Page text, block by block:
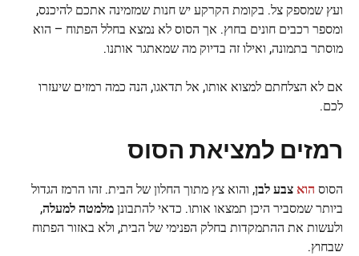
ועץ שמספק צל. בקומת הקרקע יש חנות שמזמינה אתכם להיכנס,
ומספר רכבים חונים בחוץ. אך הסוס לא נמצא בחלל הפתוח – הוא
מוסתר בתמונה, ואילו זה בדיוק מה שמאתגר אותנו.
אם לא הצלחתם למצוא אותו, אל תדאגו, הנה כמה רמזים שיעזרו
לכם.
רמזים למציאת הסוס
הסוס הואצבע לבן, והוא צץ מתוך החלון של הבית. זהו הרמז הגדול
ביותר שמסביר היכן תמצאו אותו. כדאי להתבונןמלמטה למעלה,
ולעשות את ההתמקדות בחלק הפנימי של הבית, ולא באזור הפתוח
שבחוץ.